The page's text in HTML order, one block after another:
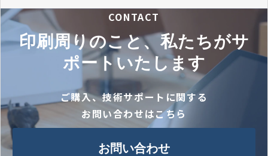
CONTACT
印刷周りのこと、私たちがサ
ポートいたします
ご購入、技術サポートに関する
お問い合わせはこちら
お問い合わせ